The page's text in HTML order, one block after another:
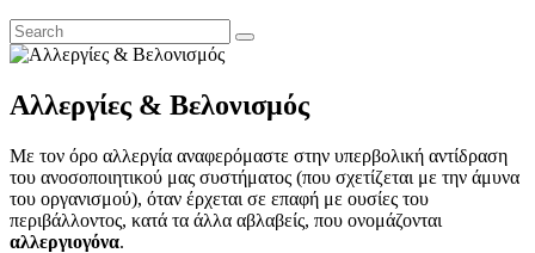
Αλλεργίες & Βελονισμός
Με τον όρο αλλεργία αναφερόμαστε στην υπερβολική αντίδραση
του ανοσοποιητικού μας συστήματος (που σχετίζεται με την άμυνα
του οργανισμού), όταν έρχεται σε επαφή με ουσίες του
περιβάλλοντος, κατά τα άλλα αβλαβείς, που ονομάζονται
αλλεργιογόνα.